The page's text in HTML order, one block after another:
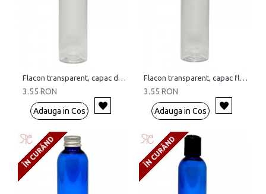
Flacon transparent, capac disc-top, 100 ml
3.55 RON
Adauga in Cos
Flacon transparent, capac flip-top, 100 ml
3.55 RON
Adauga in Cos
ÎN CURÂND ÎN CURÂND